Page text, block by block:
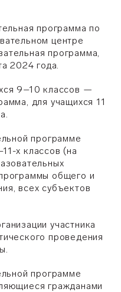
программа по
центре
программа,
2024 года.
9–10 классов —
для учащихся 11
программе
х классов (на
общего и
всех субъектов
участника
проведения
программе
гражданами